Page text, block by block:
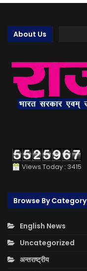
About Us
Views Today : 3415
Browse By Category
English News
Uncategorized
अन्तराष्ट्रीय